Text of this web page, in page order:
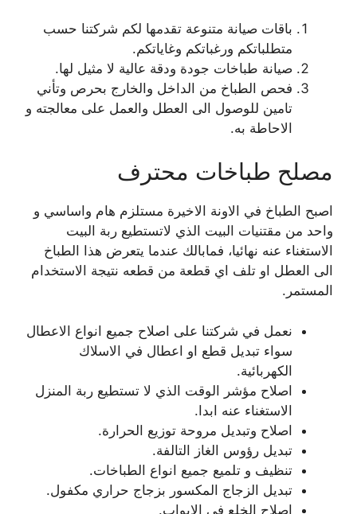
باقات صيانة متنوعة تقدمها لكم شركتنا حسب
متطلباتكم ورغباتكم وغاياتكم.
صيانة طباخات جودة ودقة عالية لا مثيل لها.
فحص الطباخ من الداخل والخارج بحرص وتأني
تامين للوصول الى العطل والعمل على معالجته و
الاحاطة به.
مصلح طباخات محترف
اصبح الطباخ في الاونة الاخيرة مستلزم هام واساسي و
واحد من مقتنيات البيت الذي لاتستطيع ربة البيت
الاستغناء عنه نهائيا، فمابالك عندما يتعرض هذا الطباخ
الى العطل او تلف اي قطعة من قطعه نتيجة الاستخدام
المستمر.
نعمل في شركتنا على اصلاح جميع انواع الاعطال
سواء تبديل قطع او اعطال في الاسلاك
الكهربائية.
اصلاح مؤشر الوقت الذي لا تستطيع ربة المنزل
الاستغناء عنه ابدا.
اصلاح وتبديل مروحة توزيع الحرارة.
تبديل رؤوس الغاز التالفة.
تنظيف و تلميع جميع انواع الطباخات.
تبديل الزجاج المكسور بزجاج حراري مكفول.
اصلاح الخلع في الابواب.